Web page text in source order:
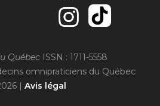
Québec ISSN : 1711-5558
omnipraticiens du Québec
| Avis légal